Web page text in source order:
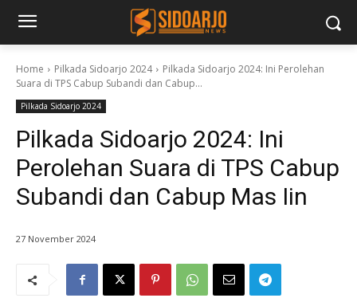
Home Pilkada Sidoarjo 2024
Pilkada Sidoarjo 2024: Ini Perolehan
Suara di TPS Cabup Subandi dan Cabup...
Pilkada Sidoarjo 2024
Pilkada Sidoarjo 2024: Ini
Perolehan Suara di TPS Cabup
Subandi dan Cabup Mas Iin
27 November 2024